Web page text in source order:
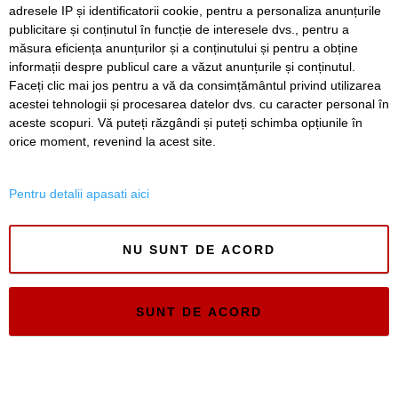
său
Atenție la mesajele SMS false privind plata parcării
SERVICII Redactia
Folosinta Cookie-urilor
Timiș Online
adresele IP și identificatorii cookie, pentru a personaliza anunțurile
publicitare și conținutul în funcție de interesele dvs., pentru a
măsura eficiența anunțurilor și a conținutului și pentru a obține
informații despre publicul care a văzut anunțurile și conținutul.
Faceți clic mai jos pentru a vă da consimțământul privind utilizarea
acestei tehnologii și procesarea datelor dvs. cu caracter personal în
aceste scopuri. Vă puteți răzgândi și puteți schimba opțiunile în
orice moment, revenind la acest site.
Pentru detalii apasati aici
NU SUNT DE ACORD
SUNT DE ACORD